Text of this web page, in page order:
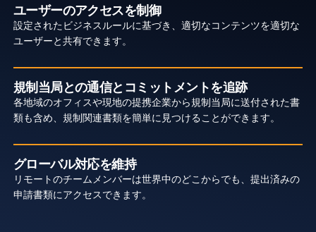
ユーザーのアクセスを制御
設定されたビジネスルールに基づき、適切なコンテンツを適切な
ユーザーと共有できます。
規制当局との通信とコミットメントを追跡
各地域のオフィスや現地の提携企業から規制当局に送付された書
類も含め、規制関連書類を簡単に見つけることができます。
グローバル対応を維持
リモートのチームメンバーは世界中のどこからでも、提出済みの
申請書類にアクセスできます。